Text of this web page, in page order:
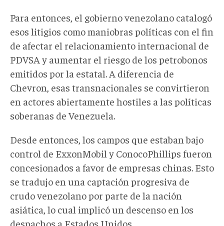
Para entonces, el gobierno venezolano catalogó
esos litigios como maniobras políticas con el fin
de afectar el relacionamiento internacional de
PDVSA y aumentar el riesgo de los petrobonos
emitidos por la estatal. A diferencia de
Chevron, esas transnacionales se convirtieron
en actores abiertamente hostiles a las políticas
soberanas de Venezuela.
Desde entonces, los campos que estaban bajo
control de ExxonMobil y ConocoPhillips fueron
concesionados a favor de empresas chinas. Esto
se tradujo en una captación progresiva de
crudo venezolano por parte de la nación
asiática, lo cual implicó un descenso en los
despachos a Estados Unidos.